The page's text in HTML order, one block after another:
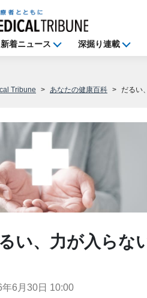
新着ニュース 深掘り連載
Tribune あなたの健康百科 だるい
い、力が入らな
年6月30日 10:00